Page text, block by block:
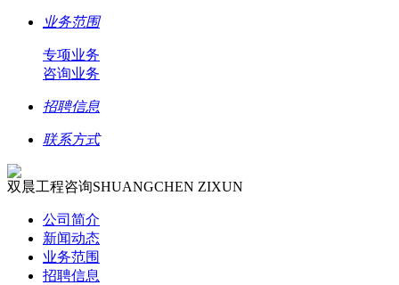
业务范围
专项业务
咨询业务
招聘信息
联系方式
双晨工程咨询SHUANGCHEN ZIXUN
公司简介
新闻动态
业务范围
招聘信息